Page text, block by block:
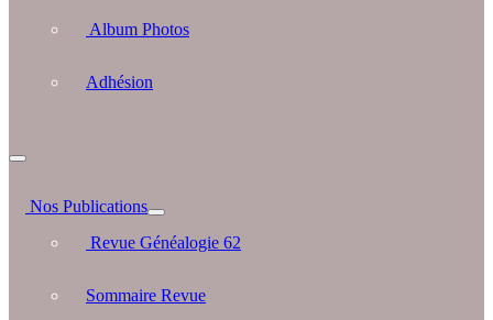
Album Photos
Adhésion
Nos Publications
Revue Généalogie 62
Sommaire Revue